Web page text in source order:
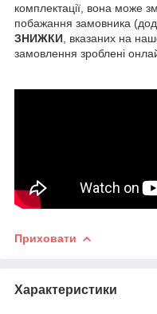
комплектації, вона може
побажання замовника
ЗНИЖКИ , вказаних на
замовлення зроблені
Приховати
Характеристики